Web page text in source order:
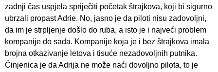
zadnji čas uspjela spriječiti početak štrajkova, koji bi sigurno
ubrzali propast Adrie. No, jasno je da piloti nisu zadovoljni,
da im je strpljenje došlo do ruba, a isto je i najveći problem
kompanije do sada. Kompanije koja je i bez štrajkova imala
brojna otkazivanje letova i tisuće nezadovoljnih putnika.
Činjenica je da Adrija ne može naći dovoljno pilota, to je